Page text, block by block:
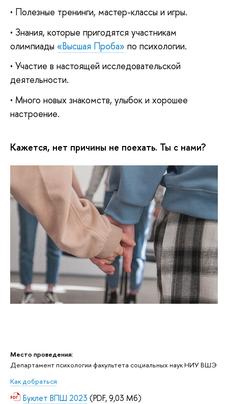
Место проведения:
Департамент психологии факультета социальных наук НИУ ВШЭ
Как добраться
Буклет ВПШ 2023 (PDF, 9,03 Мб)
• Полезные тренинги, мастер-классы и игры.
• Знания, которые пригодятся участникам
олимпиады «Высшая Проба» по психологии.
• Участие в настоящей исследовательской
деятельности.
• Много новых знакомств, улыбок и хорошее
настроение.
Кажется, нет причины не поехать. Ты с нами?